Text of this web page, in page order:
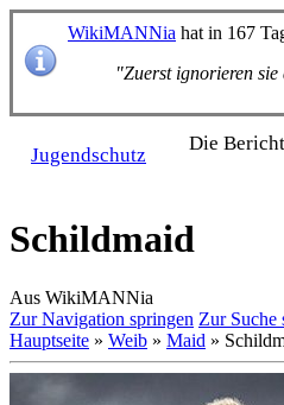
WikiMANNia hat in 167
"Zuerst ignorieren
Jugendschutz
Die
Schildmaid
Aus WikiMANNia
Zur Navigation springen Zur Suche
Hauptseite » Weib » Maid »